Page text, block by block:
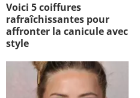
Voici 5 coiffures
rafraîchissantes pour
affronter la canicule avec
style